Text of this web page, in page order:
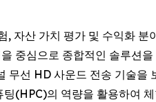
자산 가치 평가 및 수익화
중심으로 종합적인 솔루
선 HD 사운드 전송 기술을
의 역량을 활용하여